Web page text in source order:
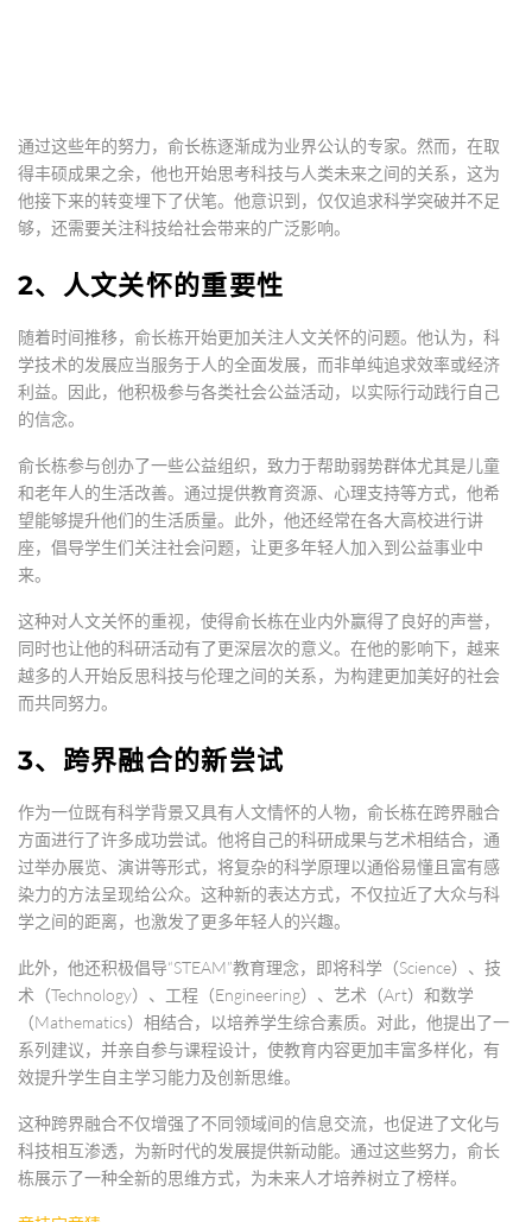
通过这些年的努力，俞长栋逐渐成为业界公认的专家。然而，在取
得丰硕成果之余，他也开始思考科技与人类未来之间的关系，这为
他接下来的转变埋下了伏笔。他意识到，仅仅追求科学突破并不足
够，还需要关注科技给社会带来的广泛影响。
2、人文关怀的重要性
随着时间推移，俞长栋开始更加关注人文关怀的问题。他认为，科
学技术的发展应当服务于人的全面发展，而非单纯追求效率或经济
利益。因此，他积极参与各类社会公益活动，以实际行动践行自己
的信念。
俞长栋参与创办了一些公益组织，致力于帮助弱势群体尤其是儿童
和老年人的生活改善。通过提供教育资源、心理支持等方式，他希
望能够提升他们的生活质量。此外，他还经常在各大高校进行讲
座，倡导学生们关注社会问题，让更多年轻人加入到公益事业中
来。
这种对人文关怀的重视，使得俞长栋在业内外赢得了良好的声誉，
同时也让他的科研活动有了更深层次的意义。在他的影响下，越来
越多的人开始反思科技与伦理之间的关系，为构建更加美好的社会
而共同努力。
3、跨界融合的新尝试
作为一位既有科学背景又具有人文情怀的人物，俞长栋在跨界融合
方面进行了许多成功尝试。他将自己的科研成果与艺术相结合，通
过举办展览、演讲等形式，将复杂的科学原理以通俗易懂且富有感
染力的方法呈现给公众。这种新的表达方式，不仅拉近了大众与科
学之间的距离，也激发了更多年轻人的兴趣。
此外，他还积极倡导“STEAM”教育理念，即将科学（Science）、技
术（Technology）、工程（Engineering）、艺术（Art）和数学
（Mathematics）相结合，以培养学生综合素质。对此，他提出了一
系列建议，并亲自参与课程设计，使教育内容更加丰富多样化，有
效提升学生自主学习能力及创新思维。
这种跨界融合不仅增强了不同领域间的信息交流，也促进了文化与
科技相互渗透，为新时代的发展提供新动能。通过这些努力，俞长
栋展示了一种全新的思维方式，为未来人才培养树立了榜样。